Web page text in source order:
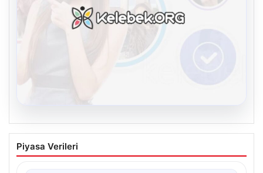
Kelebek chat adresi İle Çevrim içi
İletişimin Güvenli Adresi Ve Sohbet
Piyasa Verileri